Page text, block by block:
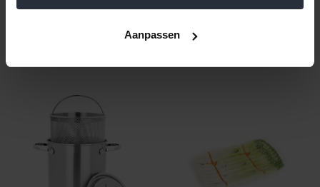
Aanpassen
Gerelateerde en alternatieve producten